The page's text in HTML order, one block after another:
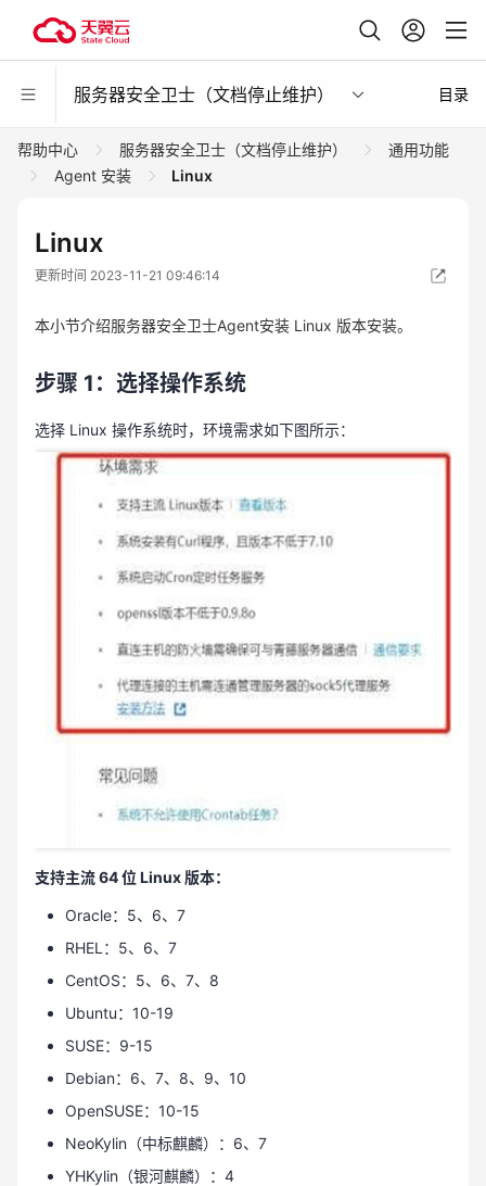
服务器安全卫士（文档停止维护） 目录
帮助中心 服务器安全卫士（文档停止维护）
通用功能
Agent 安装
Linux
Linux
更新时间 2023-11-21 09:46:14
本小节介绍服务器安全卫士Agent安装 Linux 版本安装。
步骤 1：选择操作系统
选择 Linux 操作系统时，环境需求如下图所示：
支持主流 64 位 Linux 版本：
Oracle：5、6、7
RHEL：5、6、7
CentOS：5、6、7、8
Ubuntu：10-19
SUSE：9-15
Debian：6、7、8、9、10
OpenSUSE：10-15
NeoKylin（中标麒麟）：6、7
YHKylin（银河麒麟）：4